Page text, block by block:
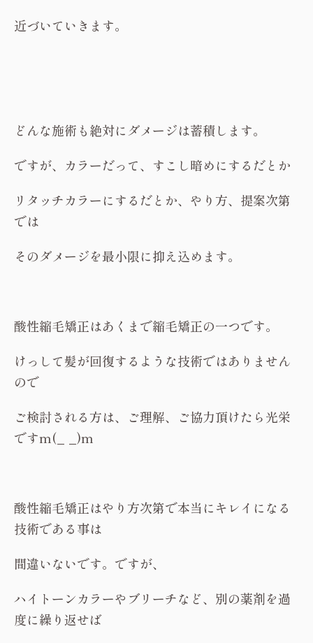
近づいていきます。
どんな施術も絶対にダメージは蓄積します。
ですが、カラーだって、すこし暗めにするだとか
リタッチカラーにするだとか、やり方、提案次第
では
そのダメージを最小限に抑え込めます。
酸性縮毛矯正はあくまで縮毛矯正の一つです。
けっして髪が回復するような技術ではありません
ので
ご検討される方は、ご理解、ご協力頂けたら光栄
ですm(_ _)m
酸性縮毛矯正はやり方次第で本当にキレイになる
技術である事は
間違いないです。ですが、
ハイトーンカラーやブリーチなど、別の薬剤を過
度に繰り返せば